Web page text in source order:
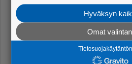
Hyväksyn
Omat